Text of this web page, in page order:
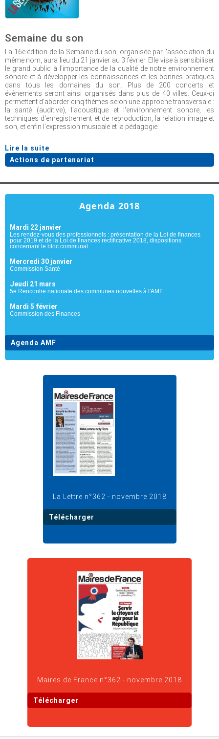
Semaine du son
La 16e édition de la Semaine du son, organisée par l'association du
même nom, aura lieu du 21 janvier au 3 février. Elle vise à sensibiliser
le grand public à l'importance de la qualité de notre environnement
sonore et à développer les connaissances et les bonnes pratiques
dans tous les domaines du son. Plus de 200 concerts et
évènements seront ainsi organisés dans plus de 40 villes. Ceux-ci
permettent d'aborder cinq thèmes selon une approche transversale :
la santé (auditive), l'acoustique et l'environnement sonore, les
techniques d'enregistrement et de reproduction, la relation image et
son, et enfin l'expression musicale et la pédagogie.
Lire la suite
Actions de partenariat
Agenda 2018
Mardi 22 janvier
Les rendez-vous des professionnels : présentation de la Loi de finances
pour 2019 et de la Loi de finances rectificative 2018, dispositions
concernant le bloc communal
Mercredi 30 janvier
Commission Santé
Jeudi 21 mars
5e Rencontre nationale des communes nouvelles à l'AMF
Mardi 5 février
Commission des Finances
Agenda AMF
La Lettre n°362 - novembre 2018
Télécharger
Maires de France n°362 - novembre 2018
Télécharger